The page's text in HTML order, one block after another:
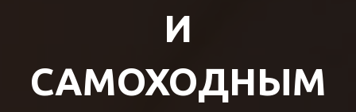
И
САМОХОДНЫМ